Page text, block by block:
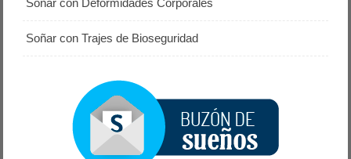
Soñar con Deformidades Corporales
Soñar con Trajes de Bioseguridad